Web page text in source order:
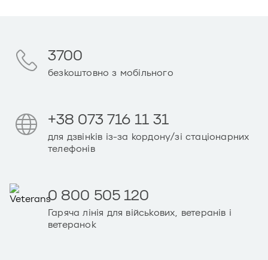
3700
безкоштовно з мобільного
+38 073 716 11 31
для дзвінків із-за кордону/зі стаціонарних
телефонів
0 800 505 120
Гаряча лінія для військових, ветеранів і
ветеранок